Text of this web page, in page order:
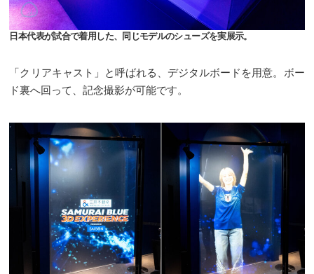
日本代表が試合で着用した、同じモデルのシューズを実展示。
「クリアキャスト」と呼ばれる、デジタルボードを用意。ボー
ド裏へ回って、記念撮影が可能です。